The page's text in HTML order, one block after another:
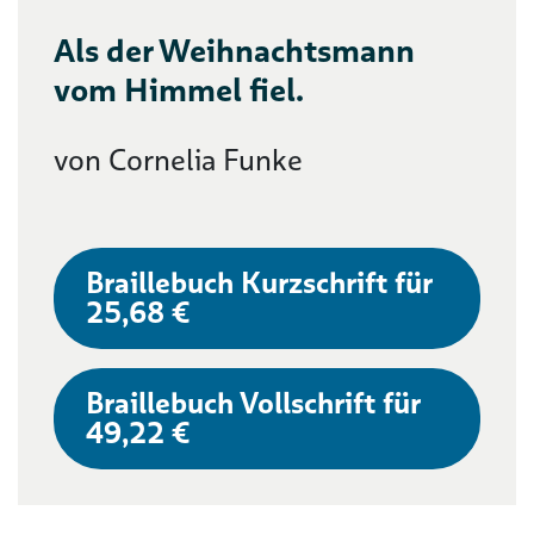
Als der Weihnachtsmann
vom Himmel fiel.
von Cornelia Funke
Braillebuch Kurzschrift für
25,68 €
Braillebuch Vollschrift für
49,22 €